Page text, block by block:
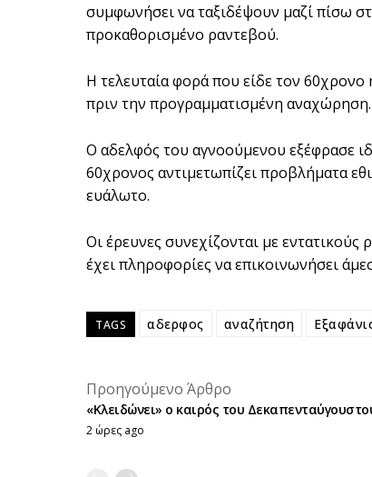
συμφωνήσει να ταξιδέψουν μαζί πίσω
προκαθορισμένο ραντεβού.
Η τελευταία φορά που είδε τον
πριν την προγραμματισμένη αναχώρηση.
Ο αδελφός του αγνοούμενου εξέφρασε
60χρονος αντιμετωπίζει προβλήματα
ευάλωτο.
Οι έρευνες συνεχίζονται με
έχει πληροφορίες να επικοινωνήσει
TAGS αδερφος αναζήτηση
Προηγούμενο Άρθρο
«Κλειδώνει» ο καιρός του
2 ώρες ago